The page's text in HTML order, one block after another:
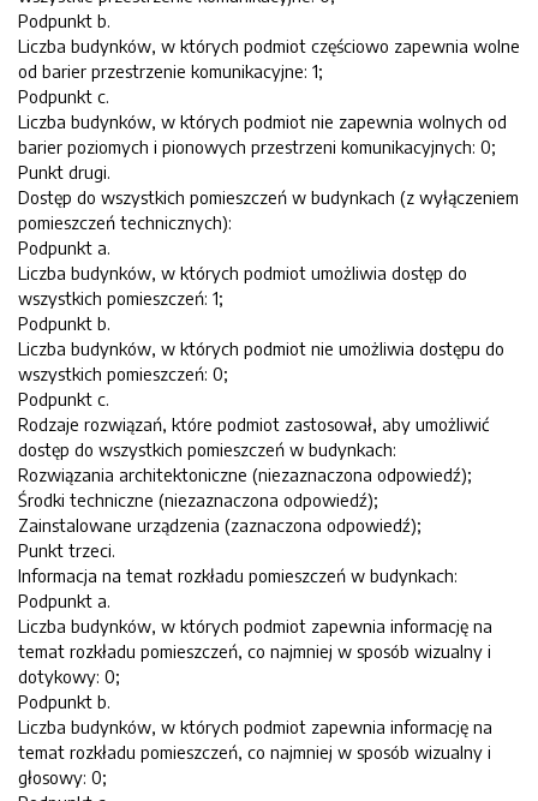
Podpunkt b.
Liczba budynków, w których podmiot częściowo zapewnia wolne
od barier przestrzenie komunikacyjne: 1;
Podpunkt c.
Liczba budynków, w których podmiot nie zapewnia wolnych od
barier poziomych i pionowych przestrzeni komunikacyjnych: 0;
Punkt drugi.
Dostęp do wszystkich pomieszczeń w budynkach (z wyłączeniem
pomieszczeń technicznych):
Podpunkt a.
Liczba budynków, w których podmiot umożliwia dostęp do
wszystkich pomieszczeń: 1;
Podpunkt b.
Liczba budynków, w których podmiot nie umożliwia dostępu do
wszystkich pomieszczeń: 0;
Podpunkt c.
Rodzaje rozwiązań, które podmiot zastosował, aby umożliwić
dostęp do wszystkich pomieszczeń w budynkach:
Rozwiązania architektoniczne (niezaznaczona odpowiedź);
Środki techniczne (niezaznaczona odpowiedź);
Zainstalowane urządzenia (zaznaczona odpowiedź);
Punkt trzeci.
Informacja na temat rozkładu pomieszczeń w budynkach:
Podpunkt a.
Liczba budynków, w których podmiot zapewnia informację na
temat rozkładu pomieszczeń, co najmniej w sposób wizualny i
dotykowy: 0;
Podpunkt b.
Liczba budynków, w których podmiot zapewnia informację na
temat rozkładu pomieszczeń, co najmniej w sposób wizualny i
głosowy: 0;